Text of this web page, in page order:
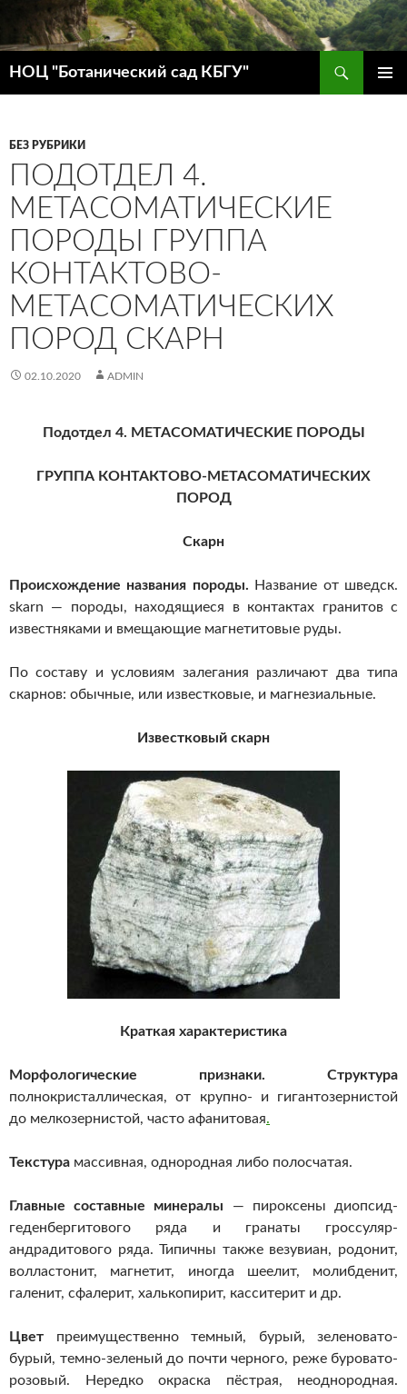
НОЦ "Ботанический сад КБГУ"
БЕЗ РУБРИКИ
ПОДОТДЕЛ 4.
МЕТАСОМАТИЧЕСКИЕ
ПОРОДЫ ГРУППА
КОНТАКТОВО-
МЕТАСОМАТИЧЕСКИХ
ПОРОД СКАРН
02.10.2020 ADMIN
Подотдел 4. МЕТАСОМАТИЧЕСКИЕ ПОРОДЫ
ГРУППА КОНТАКТОВО-МЕТАСОМАТИЧЕСКИХ
ПОРОД
Скарн
Происхождение названия породы. Название от шведск.
skarn — породы, находящиеся в контактах гранитов с
известняками и вмещающие магнетитовые руды.
По составу и условиям залегания различают два типа
скарнов: обычные, или известковые, и магнезиальные.
Известковый скарн
Краткая характеристика
Морфологические признаки. Структура
полнокристаллическая, от крупно- и гигантозернистой
до мелкозернистой, часто афанитовая.
Текстура массивная, однородная либо полосчатая.
Главные составные минералы — пироксены диопсид-
геденбергитового ряда и гранаты гроссуляр-
андрадитового ряда. Типичны также везувиан, родонит,
волластонит, магнетит, иногда шеелит, молибденит,
галенит, сфалерит, халькопирит, касситерит и др.
Цвет преимущественно темный, бурый, зеленовато-
бурый, темно-зеленый до почти черного, реже буровато-
розовый. Нередко окраска пёстрая, неоднородная.